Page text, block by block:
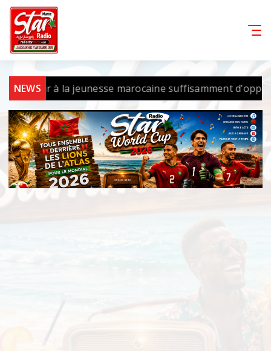
NEWS
offrir à la jeunesse marocaine suffisamment